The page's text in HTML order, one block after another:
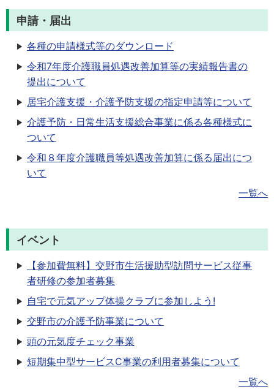
申請・届出
各種の申請様式等のダウンロード
令和7年度介護職員処遇改善加算等の実績報告書の
提出について
居宅介護支援・介護予防支援の指定申請等について
介護予防・日常生活支援総合事業に係る各種様式に
ついて
令和８年度介護職員等処遇改善加算に係る届出につ
いて
一覧へ
イベント
【参加費無料】交野市生活援助型訪問サービス従事
者研修の参加者募集
自宅で元気アップ体操クラブに参加しよう!
交野市の介護予防事業について
頭の元気度チェック事業
短期集中型サービスC事業の利用者募集について
一覧へ